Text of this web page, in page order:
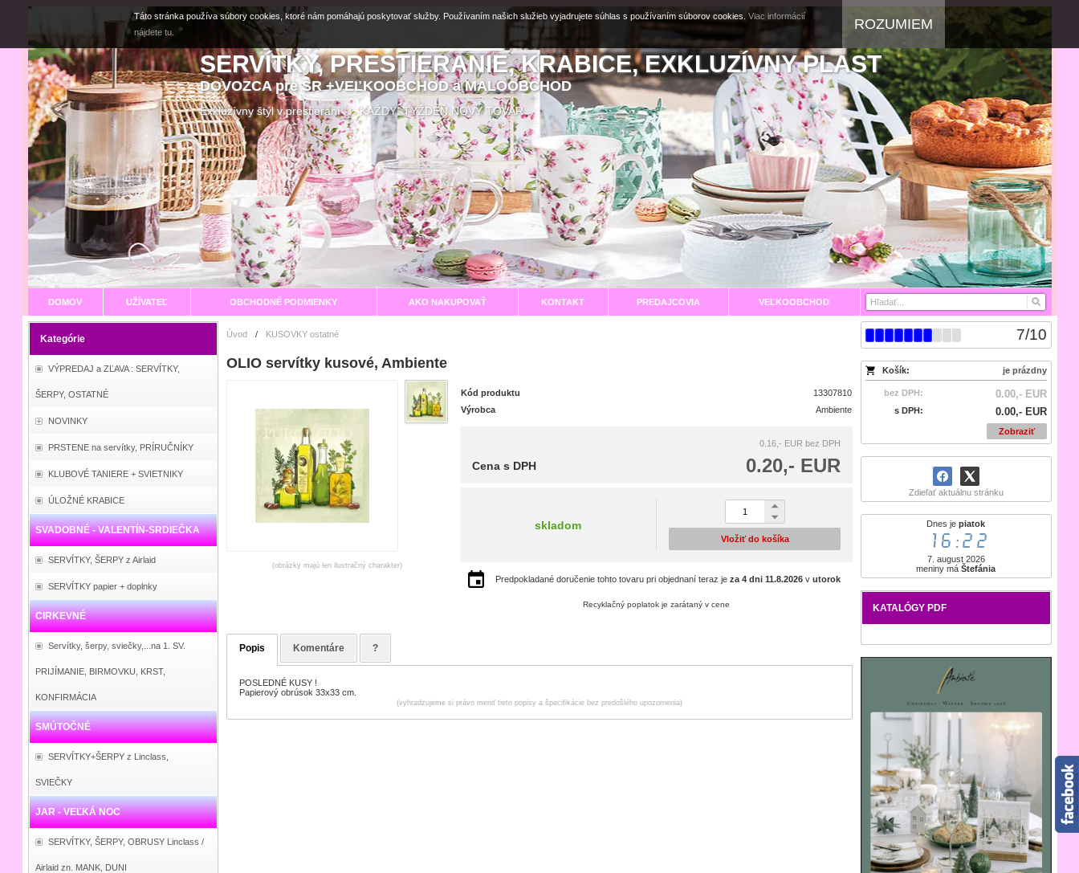
SERVÍTKY, PRESTIERANIE, KRABICE, EXKLUZÍVNY PLAST
DOVOZCA pre SR +VEĽKOOBCHOD a MALOOBCHOD
Exkluzívny štýl v prestieraní KAŽDÝ TÝŽDEŇ NOVÝ TOVAR
DOMOV UŽÍVATEĽ OBCHODNÉ PODMIENKY AKO NAKUPOVAŤ KONTAKT PREDAJCOVIA VEĽKOOBCHOD
Kategórie
VÝPREDAJ a ZĽAVA : SERVÍTKY,
ŠERPY, OSTATNÉ
NOVINKY
PRSTENE na servítky, PRÍRUČNÍKY
KLUBOVÉ TANIERE + SVIETNIKY
ÚLOŽNÉ KRABICE
SVADOBNÉ - VALENTÍN-SRDIEČKA
SERVÍTKY, ŠERPY z Airlaid
SERVÍTKY papier + doplnky
CIRKEVNÉ
Servítky, šerpy, sviečky,...na 1. SV.
PRIJÍMANIE, BIRMOVKU, KRST,
KONFIRMÁCIA
SMÚTOČNÉ
SERVÍTKY+ŠERPY z Linclass,
SVIEČKY
JAR - VEĽKÁ NOC
SERVÍTKY, ŠERPY, OBRUSY Linclass /
Airlaid zn. MANK, DUNI
7/10
Košík: je prázdny
bez DPH: 0.00,- EUR
s DPH: 0.00,- EUR
Zobraziť
Zdieľať aktuálnu stránku
Dnes jepiatok
16:22
7. august 2026
meniny máŠtefánia
KATALÓGY PDF
Úvod / KUSOVKY ostatné
OLIO servítky kusové, Ambiente
(obrázky majú len ilustračný charakter)
Kód produktu
13307810
Výrobca
Ambiente
0.16,- EUR bez DPH
0.20,- EUR
Cena s DPH
skladom
Vložiť do košíka
Predpokladané doručenie tohto tovaru pri objednaní teraz je za 4 dni 11.8.2026v utorok
Recyklačný poplatok je zarátaný v cene
Popis Komentáre ?
POSLEDNÉ KUSY !
Papierový obrúsok 33x33 cm.
(vyhradzujeme si právo meniť tieto popisy a špecifikácie bez predošlého upozornenia)
Táto stránka používa súbory cookies, ktoré nám pomáhajú poskytovať služby. Používaním našich služieb vyjadrujete súhlas s používaním súborov cookies. Viac informácií
nájdete tu.
ROZUMIEM